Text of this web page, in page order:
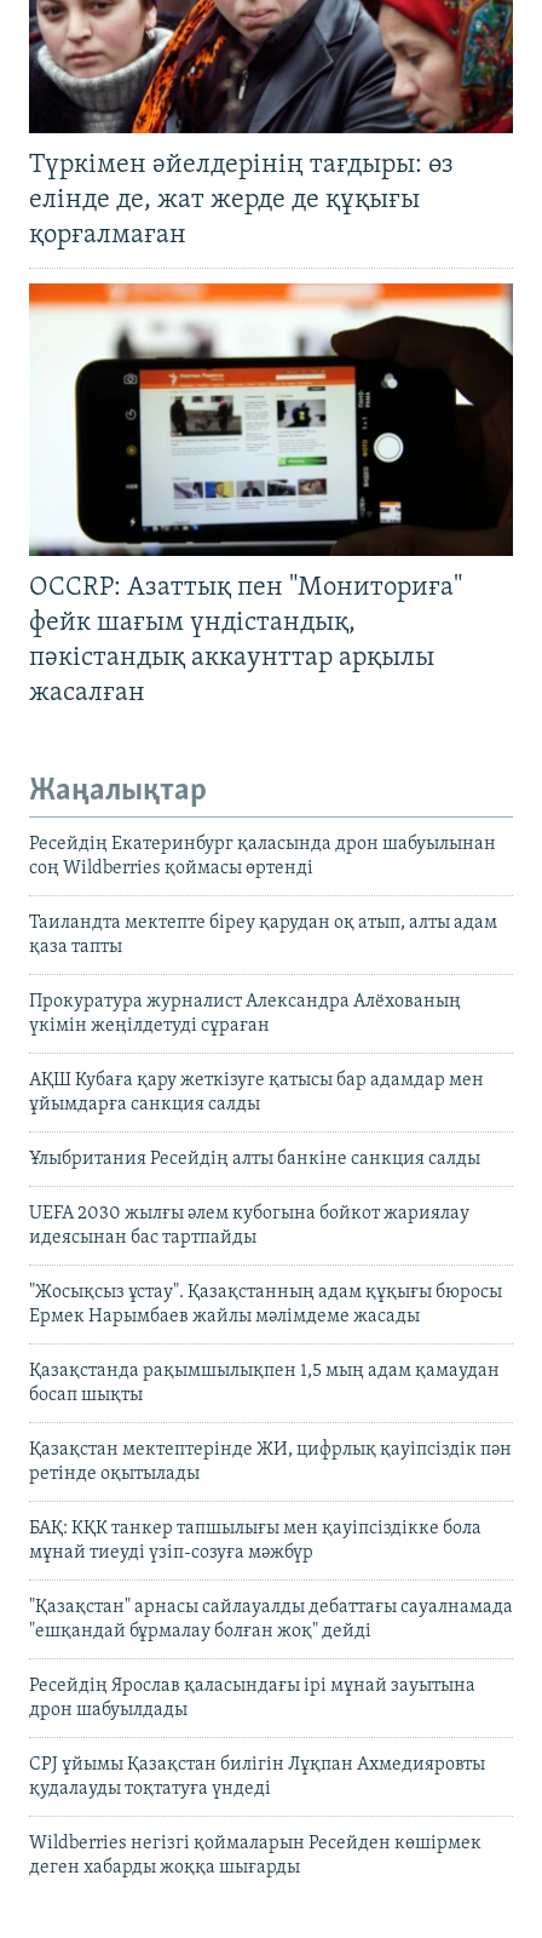
Түркімен әйелдерінің тағдыры: өз
елінде де, жат жерде де құқығы
қорғалмаған
OCCRP: Азаттық пен "Мониториға"
фейк шағым үндістандық,
пәкістандық аккаунттар арқылы
жасалған
Жаңалықтар
Ресейдің Екатеринбург қаласында дрон шабуылынан
соң Wildberries қоймасы өртенді
Таиландта мектепте біреу қарудан оқ атып, алты адам
қаза тапты
Прокуратура журналист Александра Алёхованың
үкімін жеңілдетуді сұраған
АҚШ Кубаға қару жеткізуге қатысы бар адамдар мен
ұйымдарға санкция салды
Ұлыбритания Ресейдің алты банкіне санкция салды
UEFA 2030 жылғы әлем кубогына бойкот жариялау
идеясынан бас тартпайды
"Жосықсыз ұстау". Қазақстанның адам құқығы бюросы
Ермек Нарымбаев жайлы мәлімдеме жасады
Қазақстанда рақымшылықпен 1,5 мың адам қамаудан
босап шықты
Қазақстан мектептерінде ЖИ, цифрлық қауіпсіздік пән
ретінде оқытылады
БАҚ: КҚК танкер тапшылығы мен қауіпсіздікке бола
мұнай тиеуді үзіп-созуға мәжбүр
"Қазақстан" арнасы сайлауалды дебаттағы сауалнамада
"ешқандай бұрмалау болған жоқ" дейді
Ресейдің Ярослав қаласындағы ірі мұнай зауытына
дрон шабуылдады
CPJ ұйымы Қазақстан билігін Лұқпан Ахмедияровты
қудалауды тоқтатуға үндеді
Wildberries негізгі қоймаларын Ресейден көшірмек
деген хабарды жоққа шығарды